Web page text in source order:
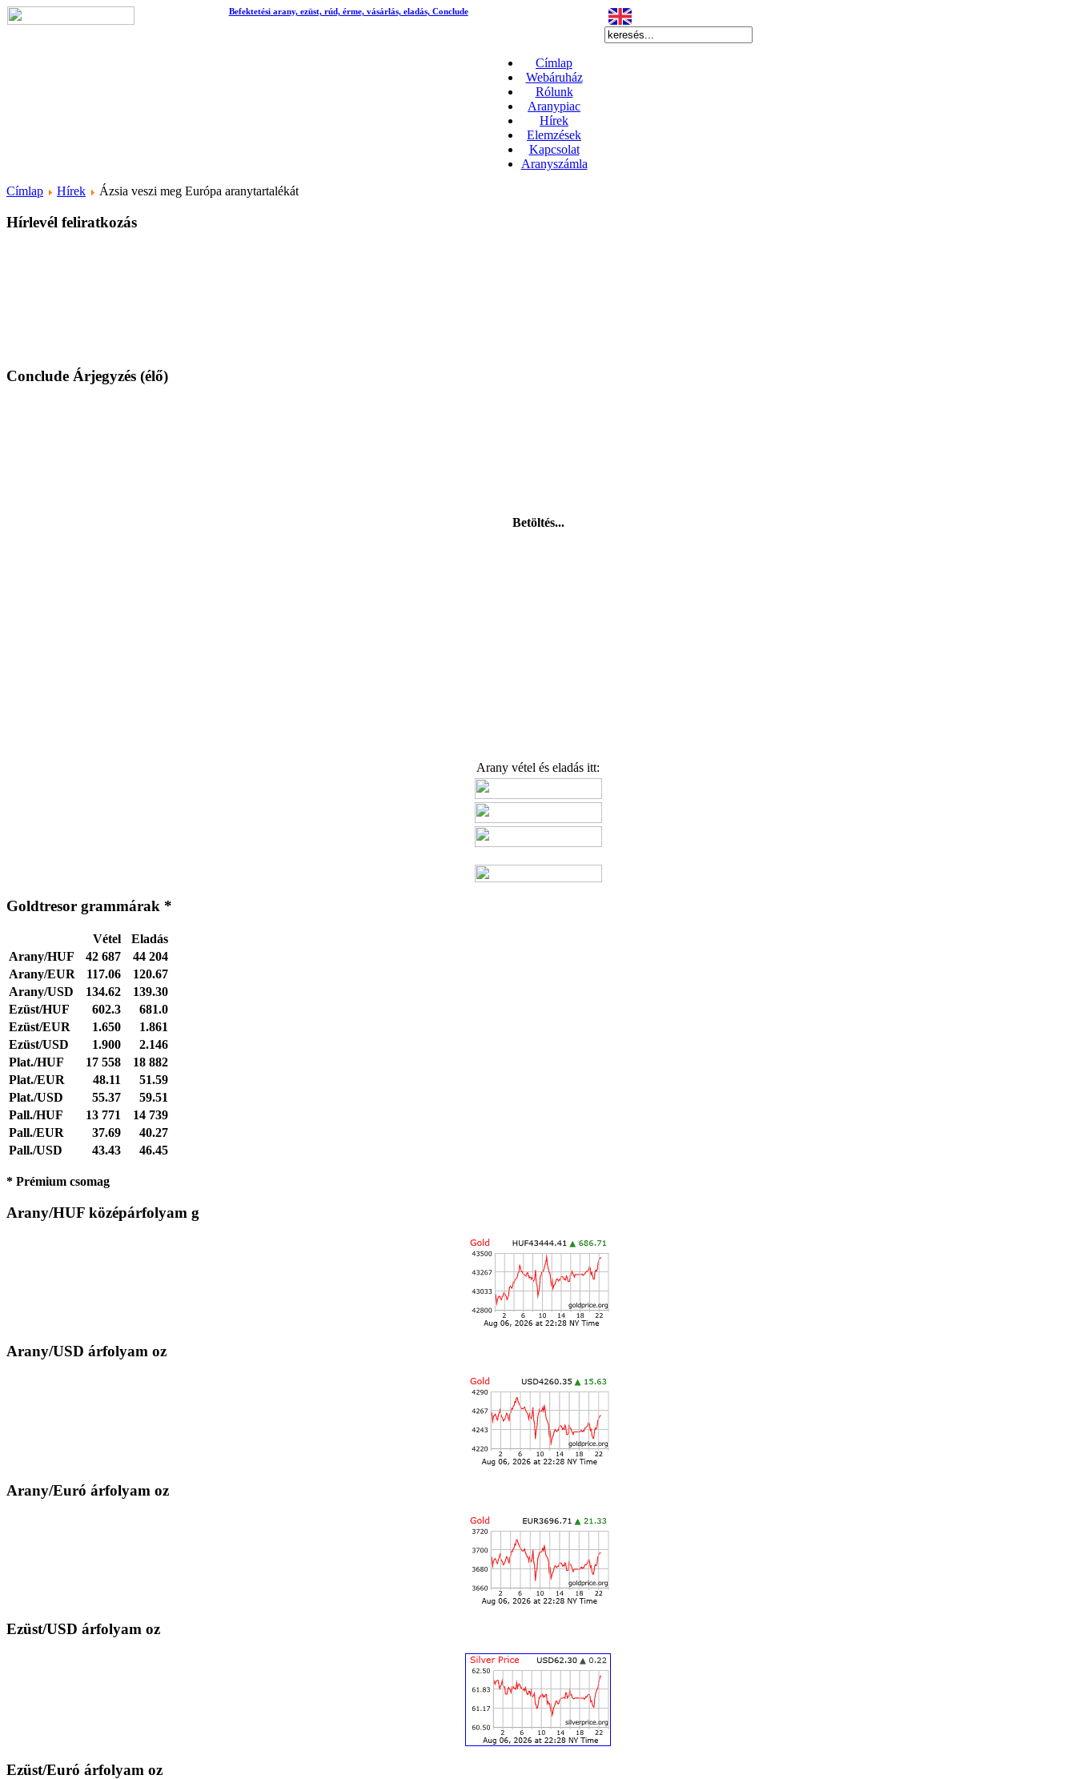
Befektetési arany, ezüst, rúd, érme, vásárlás, eladás, Conclude
Címlap
Webáruház
Rólunk
Aranypiac
Hírek
Elemzések
Kapcsolat
Aranyszámla
Címlap
Hírek Ázsia veszi meg Európa aranytartalékát
Hírlevél feliratkozás
Conclude Árjegyzés (élő)
Betöltés...
Arany vétel és eladás itt:
Goldtresor grammárak *
Vétel
Eladás
Arany/HUF
42 687
44 204
Arany/EUR
117.06
120.67
Arany/USD
134.62
139.30
Ezüst/HUF
602.3
681.0
Ezüst/EUR
1.650
1.861
Ezüst/USD
1.900
2.146
Plat./HUF
17 558
18 882
Plat./EUR
48.11
51.59
Plat./USD
55.37
59.51
Pall./HUF
13 771
14 739
Pall./EUR
37.69
40.27
Pall./USD
43.43 46.45
* Prémium csomag
Arany/HUF középárfolyam g
Arany/USD árfolyam oz
Arany/Euró árfolyam oz
Ezüst/USD árfolyam oz
Ezüst/Euró árfolyam oz